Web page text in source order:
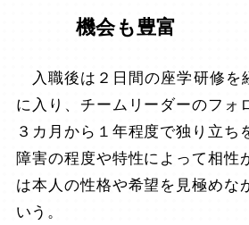
機会も豊富
入職後は２日間の座学研修を
に入り、チームリーダーのフォ
３カ月から１年程度で独り立ち
障害の程度や特性によって相性
は本人の性格や希望を見極めな
いう。